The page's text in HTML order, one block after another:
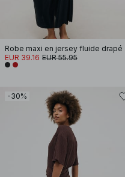
Robe maxi en jersey fluide drapé
EUR 39.16 EUR 55.95
-30%